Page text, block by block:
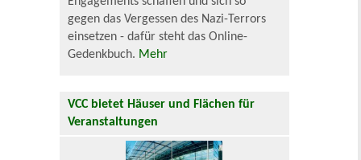
gegen das Vergessen des Nazi-Terrors
einsetzen - dafür steht das Online-
Gedenkbuch. Mehr
VCC bietet Häuser und Flächen für
Veranstaltungen